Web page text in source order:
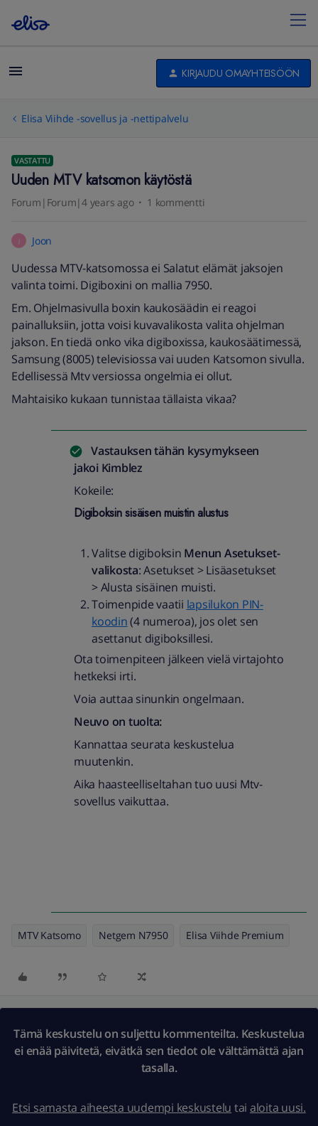
KIRJAUDU OMAYHTEISÖÖN
Elisa Viihde -sovellus ja -nettipalvelu
VASTATTU
Uuden MTV katsomon käytöstä
Forum|Forum|4 years ago 1 kommentti
Joon
Uudessa MTV-katsomossa ei Salatut elämät jaksojen
valinta toimi. Digiboxini on mallia 7950.
Em. Ohjelmasivulla boxin kaukosäädin ei reagoi
painalluksiin, jotta voisi kuvavalikosta valita ohjelman
jakson. En tiedä onko vika digiboxissa, kaukosäätimessä,
Samsung (8005) televisiossa vai uuden Katsomon sivulla.
Edellisessä Mtv versiossa ongelmia ei ollut.
Mahtaisiko kukaan tunnistaa tällaista vikaa?
Vastauksen tähän kysymykseen
jakoi Kimblez
Kokeile:
Digiboksin sisäisen muistin alustus
Valitse digiboksin Menun Asetukset-
valikosta: Asetukset > Lisäasetukset
> Alusta sisäinen muisti.
Toimenpide vaatii lapsilukon PIN-
koodin(4 numeroa), jos olet sen
asettanut digiboksillesi.
Ota toimenpiteen jälkeen vielä virtajohto
hetkeksi irti.
Voia auttaa sinunkin ongelmaan.
Neuvo on tuolta:
Kannattaa seurata keskustelua
muutenkin.
Aika haasteelliseltahan tuo uusi Mtv-
sovellus vaikuttaa.
MTV Katsomo Netgem N7950 Elisa Viihde Premium
Tämä keskustelu on suljettu kommenteilta. Keskustelua
ei enää päivitetä, eivätkä sen tiedot ole välttämättä ajan
tasalla.
Etsi samasta aiheesta uudempi keskustelu tai aloita uusi.